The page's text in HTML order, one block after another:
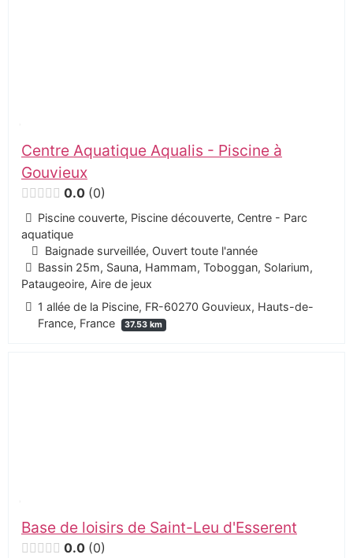
Centre Aquatique Aqualis - Piscine à
Gouvieux
0.0 0
Piscine couverte, Piscine découverte, Centre - Parc
aquatique
Baignade surveillée, Ouvert toute l'année
Bassin 25m, Sauna, Hammam, Toboggan, Solarium,
Pataugeoire, Aire de jeux
1 allée de la Piscine, FR-60270 Gouvieux, Hauts-de-
France, France
37.53 km
Base de loisirs de Saint-Leu d'Esserent
0.0 0